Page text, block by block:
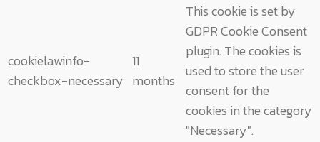
cookielawinfo-
checkbox-necessary
11
months
This cookie is set by
GDPR Cookie Consent
plugin. The cookies is
used to store the user
consent for the
cookies in the category
"Necessary".